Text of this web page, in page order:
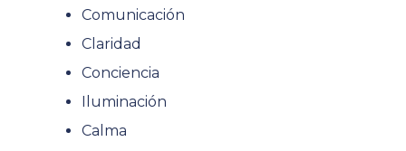
Comunicación
Claridad
Conciencia
Iluminación
Calma